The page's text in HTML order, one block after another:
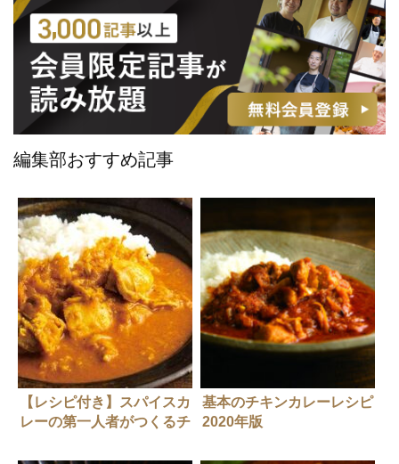
編集部おすすめ記事
【レシピ付き】スパイスカ
レーの第一人者がつくるチ
基本のチキンカレーレシピ
2020年版